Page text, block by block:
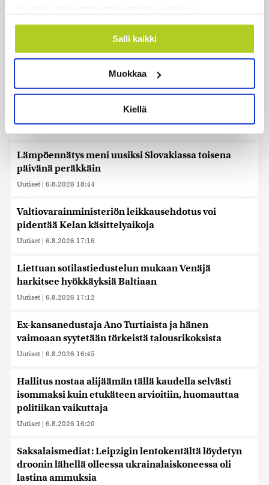
Kerätä tietoja maantieteellisestä sijainnistasi,
mahdollisesti muutaman metrin tarkkuudella
ominaispiirteitä aktiivisesti (sormenjäljen
Lue lisää siitä, miten henkilötietojasi käsitellään ja miten
suostumustasi tai peruuttaa sen milloin vain
evästeilmoituksessa.
Käytämme evästeitä tarjoamamme sisällön ja mainosten
räätälöimiseen, sosiaalisen median ominaisuuksien
tukemiseen ja kävijämäärämme analysoimiseen. Lisäksi
jaamme sosiaalisen median, mainosalan ja analytiikka-
sivustoamme. Kumppanimme voivat yhdistää näitä
tietoja muihin tietoihin, joita olet antanut heille tai joita on
kerätty, kun olet käyttänyt heidän palvelujaan. Tietoja
Salli kaikki
Muokkaa
Kiellä
kohotti kätensä Hitler-tervehdykseen – Miksi
ihmeessä?
Veriputouksesta löydettiin muinoin eristyksiin
Uutiset | 6.8.2026 21:15
Lämpöennätys meni uusiksi Slovakiassa toisena
päivänä peräkkäin
Uutiset | 6.8.2026 18:44
Valtiovarainministeriön leikkausehdotus voi
pidentää Kelan käsittelyaikoja
Uutiset | 6.8.2026 17:16
Liettuan sotilastiedustelun mukaan Venäjä
harkitsee hyökkäyksiä Baltiaan
Uutiset | 6.8.2026 17:12
Ex-kansanedustaja Ano Turtiaista ja hänen
vaimoaan syytetään törkeistä talousrikoksista
Uutiset | 6.8.2026 16:45
Hallitus nostaa alijäämän tällä kaudella selvästi
isommaksi kuin etukäteen arvioitiin, huomauttaa
politiikan vaikuttaja
Uutiset | 6.8.2026 16:20
Saksalaismediat: Leipzigin lentokentältä löydetyn
droonin lähellä olleessa ukrainalaiskoneessa oli
lastina ammuksia